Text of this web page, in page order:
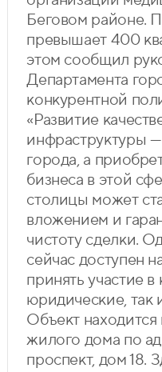
Беговом районе.
превышает 400
этом сообщил
Департамента
конкурентной
«Развитие
инфраструктуры
города, а
бизнеса в этой
столицы может
вложением и
чистоту сделки.
сейчас доступен
принять участие
юридические, так
Объект
жилого дома по
проспект, дом 18.